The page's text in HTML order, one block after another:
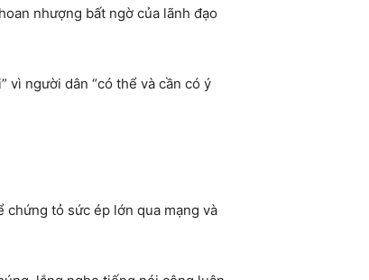
nhượng bất ngờ của lãnh đạo
vì người dân “có thể và cần có ý
tỏ sức ép lớn qua mạng và